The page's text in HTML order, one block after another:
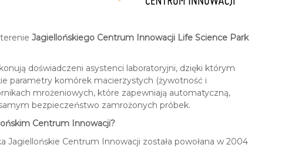
Jagiellońskiego Centrum Innowacji Life Science Park
doświadczeni asystenci laboratoryjni, dzięki którym
parametry komórek macierzystych (żywotność i
mrożeniowych, które zapewniają automatyczną,
bezpieczeństwo zamrożonych próbek.
Centrum Innowacji?
Jagiellońskie Centrum Innowacji została powołana w 2004